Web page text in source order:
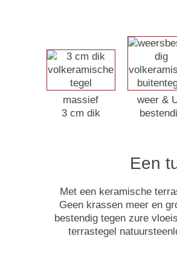
massief
3 cm dik
weer &
Een
Met een keramische
Geen krassen meer en
bestendig tegen zure
terrastegel